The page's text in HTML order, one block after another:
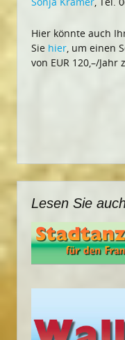
Hier könnte auch
Sie hier, um einen
von EUR 120,–/
Lesen Sie